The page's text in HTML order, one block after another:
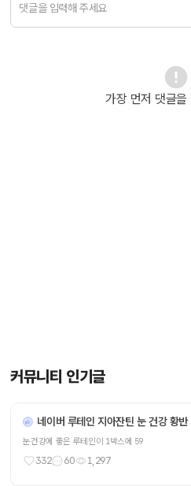
가장 먼저 댓글을
커뮤니티 인기글
네이버 루테인 지아잔틴 눈 건강 황
눈건강에 좋은 루테인이 1박스에 59
332 60 1,297